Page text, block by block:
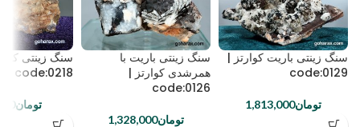
سنگ زینتی باریت کوارتز |
code:0129
تومان1,813,000
سنگ زینتی باریت با
همرشدی کوارتز |
code:0126
تومان1,328,000
سنگ زینتی
code:0218
تومان